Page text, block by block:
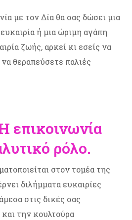
με τον Δία θα σας δώσει μια
ή μια ώριμη αγάπη
ζωής, αρκεί κι εσείς να
θεραπεύσετε παλιές
επικοινωνία
ρόλο.
στον τομέα της
διλήμματα ευκαιρίες
στις δικές σας
και την κουλτούρα